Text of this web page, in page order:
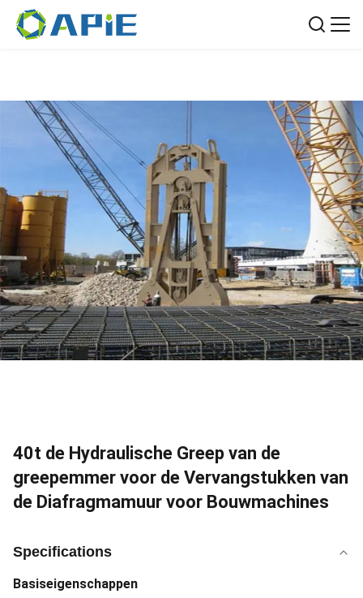
40t de Hydraulische Greep van de
greepemmer voor de Vervangstukken van
de Diafragmamuur voor Bouwmachines
Specifications
Basiseigenschappen